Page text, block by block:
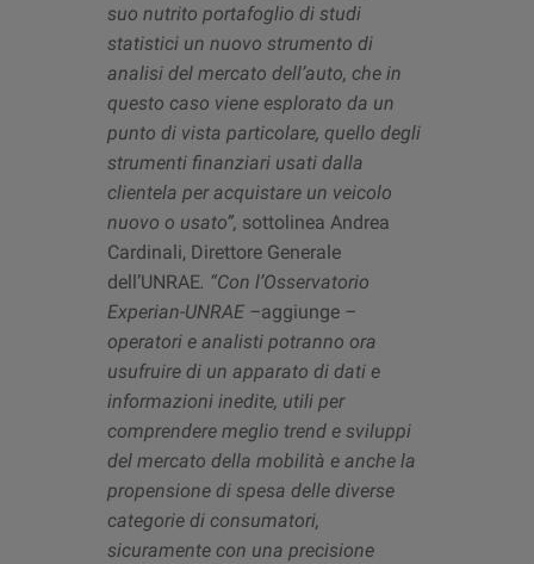
suo nutrito portafoglio di studi
statistici un nuovo strumento di
analisi del mercato dell’auto, che in
questo caso viene esplorato da un
punto di vista particolare, quello degli
strumenti finanziari usati dalla
clientela per acquistare un veicolo
nuovo o usato”, sottolinea Andrea
Cardinali, Direttore Generale
dell’UNRAE. “Con l’Osservatorio
Experian-UNRAE –aggiunge –
operatori e analisti potranno ora
usufruire di un apparato di dati e
informazioni inedite, utili per
comprendere meglio trend e sviluppi
del mercato della mobilità e anche la
propensione di spesa delle diverse
categorie di consumatori,
sicuramente con una precisione